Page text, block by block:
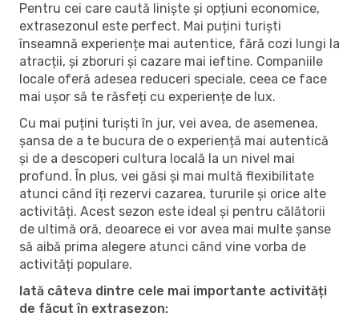
Pentru cei care caută liniște și opțiuni economice,
extrasezonul este perfect. Mai puțini turiști
înseamnă experiențe mai autentice, fără cozi lungi la
atracții, și zboruri și cazare mai ieftine. Companiile
locale oferă adesea reduceri speciale, ceea ce face
mai ușor să te răsfeți cu experiențe de lux.
Cu mai puțini turiști în jur, vei avea, de asemenea,
șansa de a te bucura de o experiență mai autentică
și de a descoperi cultura locală la un nivel mai
profund. În plus, vei găsi și mai multă flexibilitate
atunci când îți rezervi cazarea, tururile și orice alte
activități. Acest sezon este ideal și pentru călătorii
de ultimă oră, deoarece ei vor avea mai multe șanse
să aibă prima alegere atunci când vine vorba de
activități populare.
Iată câteva dintre cele mai importante activități
de făcut în extrasezon: